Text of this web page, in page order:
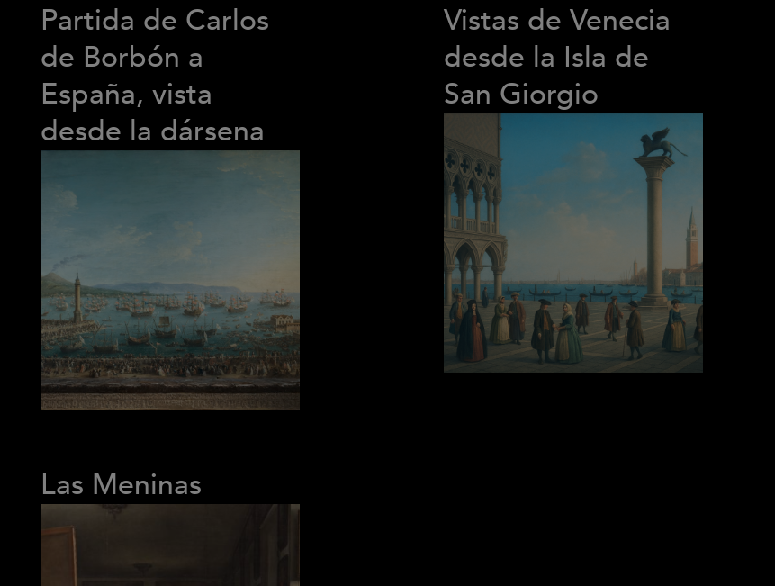
Partida de Carlos
de Borbón a
España, vista
desde la dársena
Vistas de Venecia
desde la Isla de
San Giorgio
Las Meninas